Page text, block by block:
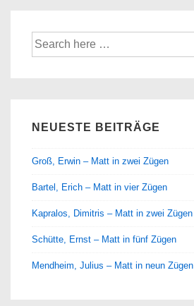
Suche
nach:
NEUESTE BEITRÄGE
Groß, Erwin – Matt in zwei Zügen
Bartel, Erich – Matt in vier Zügen
Kapralos, Dimitris – Matt in zwei Zügen
Schütte, Ernst – Matt in fünf Zügen
Mendheim, Julius – Matt in neun Zügen